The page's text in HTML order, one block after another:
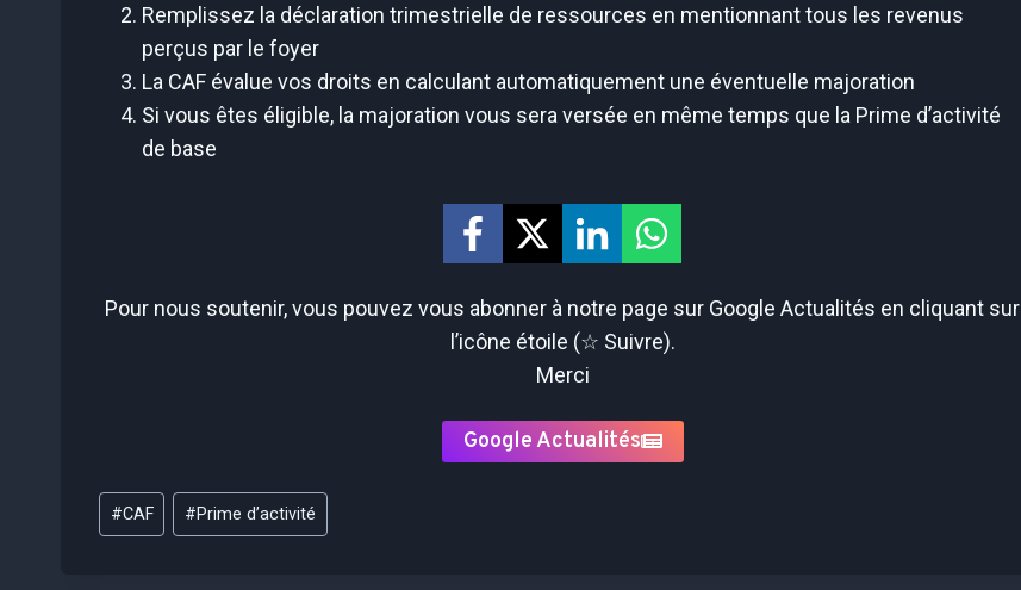
Remplissez la déclaration trimestrielle de ressources en mentionnant tous les revenus
perçus par le foyer
La CAF évalue vos droits en calculant automatiquement une éventuelle majoration
Si vous êtes éligible, la majoration vous sera versée en même temps que la Prime d’activité
de base
Pour nous soutenir, vous pouvez vous abonner à notre page sur Google Actualités en cliquant sur
l’icône étoile (☆ Suivre).
Merci
Google Actualités
Étiquettes
de
#CAF #Prime d’activité